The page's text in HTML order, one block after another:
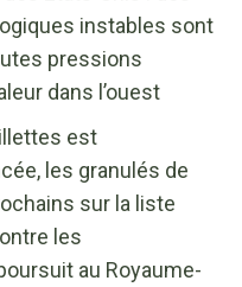
instables sont
pressions
dans l’ouest
est
les granulés de
sur la liste
les
au Royaume-